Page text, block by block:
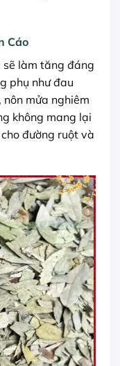
Cáo
sẽ làm tăng đáng
phụ như đau
mửa nghiêm
không mang lại
đường ruột và